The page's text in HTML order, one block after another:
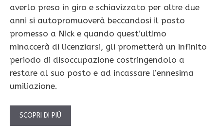
averlo preso in giro e schiavizzato per oltre due
anni si autopromuoverà beccandosi il posto
promesso a Nick e quando quest’ultimo
minaccerà di licenziarsi, gli prometterà un infinito
periodo di disoccupazione costringendolo a
restare al suo posto e ad incassare l’ennesima
umiliazione.
SCOPRI DI PIÙ